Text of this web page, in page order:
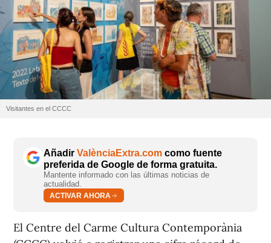
Visitantes en el CCCC
Añadir ValènciaExtra.com como fuente
preferida de Google de forma gratuita.
Mantente informado con las últimas noticias de
actualidad.
ACTIVAR AHORA
El Centre del Carme Cultura Contemporània